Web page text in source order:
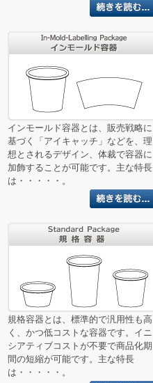
インモールド容器とは、販売戦略に
基づく「アイキャッチ」などを、理
想とされるデザイン、体裁で容器に
加飾することが可能です。主な特長
は・・・・・。
規格容器とは、標準的で汎用性も高
く、かつ低コストな容器です。イニ
シアティブコストが不要で商品化期
間の短縮が可能です。主な特長
は・・・・・。